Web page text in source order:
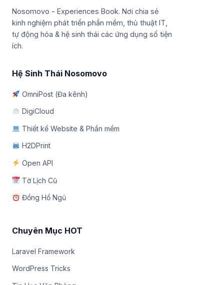
Nosomovo - Experiences Book. Nơi chia sẻ
kinh nghiệm phát triển phần mềm, thủ thuật IT,
tự động hóa & hệ sinh thái các ứng dụng số tiện
ích.
Hệ Sinh Thái Nosomovo
OmniPost (Đa kênh)
DigiCloud
Thiết kế Website & Phần mềm
H2DPrint
Open API
Tờ Lịch Cũ
Đồng Hồ Ngủ
Chuyên Mục HOT
Laravel Framework
WordPress Tricks